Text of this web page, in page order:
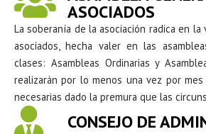
ASOCIADOS
La soberanía de la asociación radica en
asociados, hecha valer en las
clases: Asambleas Ordinarias y
realizarán por lo menos una vez por
necesarias dado la premura que las
CONSEJO DE